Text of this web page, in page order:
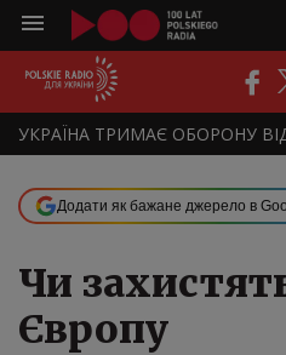
УКРАЇНА ТРИМАЄ ОБОРОНУ
ПОДКАСТИ
Додати як бажане джерело в
Чи
Європу